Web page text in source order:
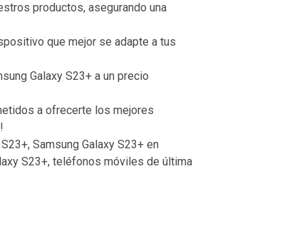
productos, asegurando una
que mejor se adapte a tus
Galaxy S23+ a un precio
a ofrecerte los mejores
Samsung Galaxy S23+ en
S23+, teléfonos móviles de última